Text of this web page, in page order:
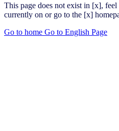
This page does not exist in [x], feel
currently on or go to the [x]
Go to home Go to English Page